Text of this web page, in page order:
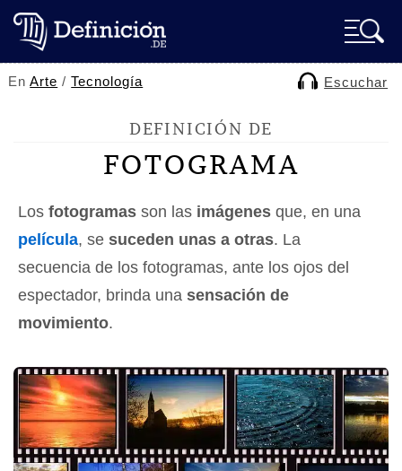
EnArte /Tecnología Escuchar
DEFINICIÓN DE
FOTOGRAMA
Los fotogramas son las imágenes que, en una
película, se suceden unas a otras. La
secuencia de los fotogramas, ante los ojos del
espectador, brinda una sensación de
movimiento.